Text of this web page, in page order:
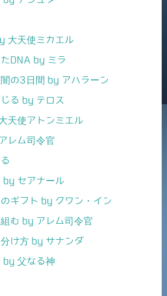
大天使ミカエル
DNA by ミラ
の3日間 by アハラーン
る by テロス
天使アトンミエル
レム司令官
by セアナール
ギフト by クワン・イン
む by アレム司令官
け方 by サナンダ
by 父なる神